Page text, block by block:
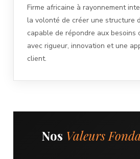
Firme africaine à rayonnement
la volonté de créer une structure
capable de répondre aux besoins
avec rigueur, innovation et une
client.
Nos Valeurs